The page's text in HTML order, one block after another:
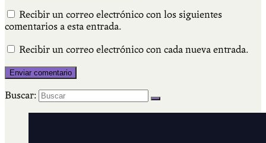
Recibir un correo electrónico con los siguientes
comentarios a esta entrada.
Recibir un correo electrónico con cada nueva entrada.
Buscar: